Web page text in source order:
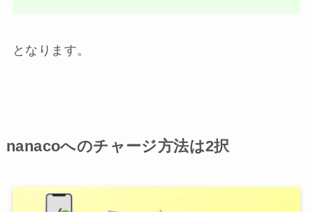
となります。
nanacoへのチャージ方法は2択